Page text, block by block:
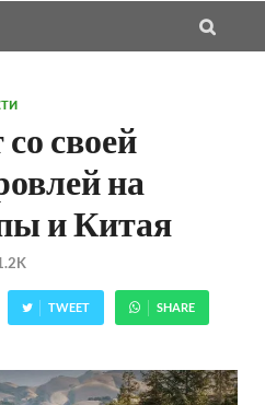
своей
на
и Китая
TWEET SHARE